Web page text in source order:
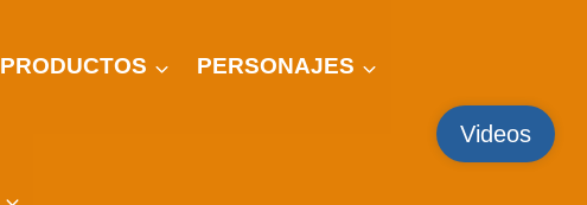
PRODUCTOS PERSONAJES
Videos